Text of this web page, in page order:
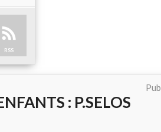
RSS
: P.SELOS